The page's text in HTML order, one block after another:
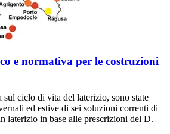
e normativa per le costruzioni
sul ciclo di vita del laterizio, sono state
ed estive di sei soluzioni correnti di
laterizio in base alle prescrizioni del D.